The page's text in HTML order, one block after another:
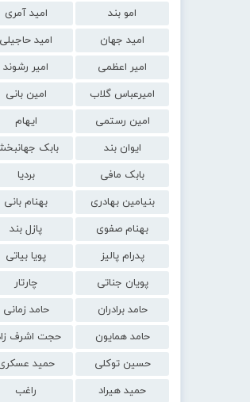
امو بند
امید آمری
امید جهان
امید حاجیلی
امیر اعظمی
امیر رشوند
امیرعباس گلاب
امین بانی
امین رستمی
ایهام
ایوان بند
بابک
بابک مافی
بردیا
بنیامین بهادری
بهنام بانی
بهنام صفوی
پازل بند
پدرام پالیز
پویا بیاتی
پویان جناتی
چارتار
حامد برادران
حامد زمانی
حامد همایون
حجت اشرف
حسین توکلی
حمید
حمید هیراد
راغب